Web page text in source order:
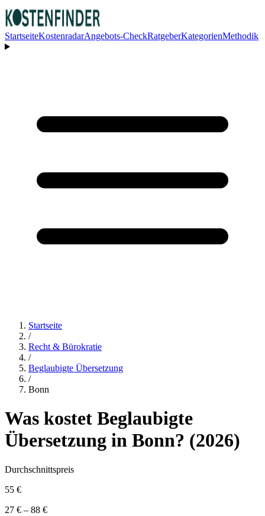
StartseiteKostenradarAngebots-CheckRatgeberKategorienMethodik
Startseite
/
Recht & Bürokratie
/
Beglaubigte Übersetzung
/
Bonn
Was kostet Beglaubigte
Übersetzung in Bonn? (2026)
Durchschnittspreis
55 €
27 € – 88 €